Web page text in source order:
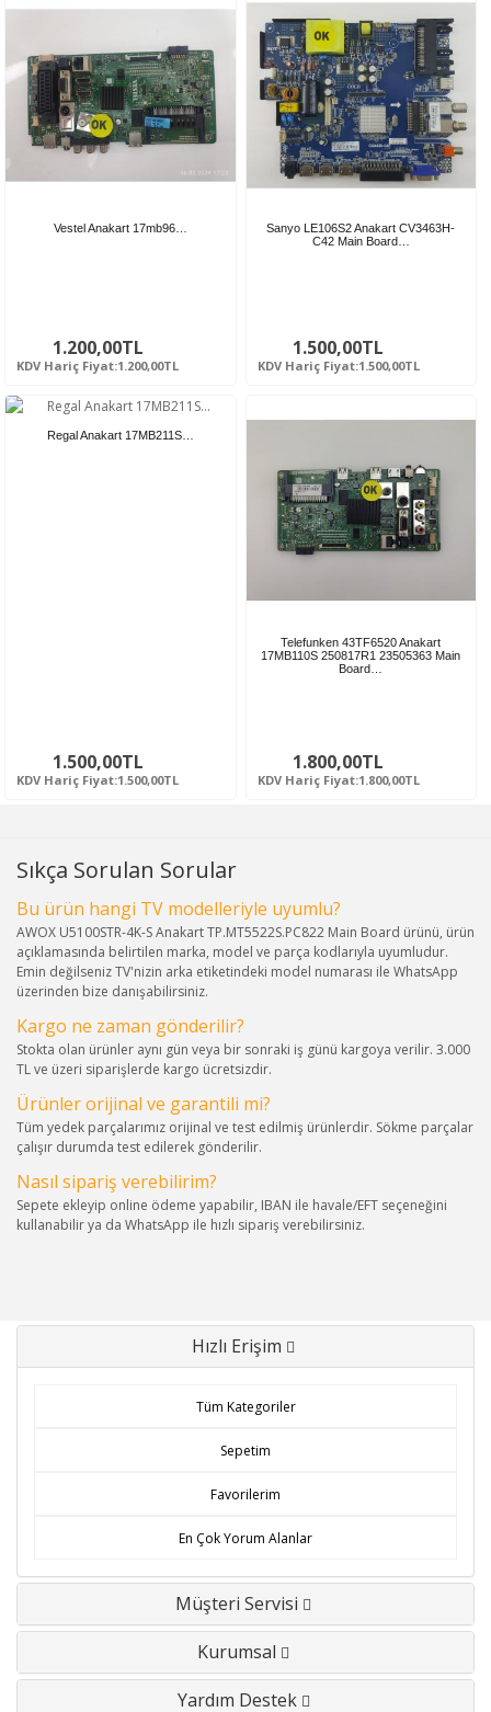
Vestel Anakart 17mb96…
1.200,00TL
KDV Hariç Fiyat:1.200,00TL
Sanyo LE106S2 Anakart CV3463H-
C42 Main Board…
1.500,00TL
KDV Hariç Fiyat:1.500,00TL
Regal Anakart 17MB211S…
1.500,00TL
KDV Hariç Fiyat:1.500,00TL
Telefunken 43TF6520 Anakart
17MB110S 250817R1 23505363 Main
Board…
1.800,00TL
KDV Hariç Fiyat:1.800,00TL
Sıkça Sorulan Sorular
Bu ürün hangi TV modelleriyle uyumlu?
AWOX U5100STR-4K-S Anakart TP.MT5522S.PC822 Main Board ürünü, ürün
açıklamasında belirtilen marka, model ve parça kodlarıyla uyumludur.
Emin değilseniz TV'nizin arka etiketindeki model numarası ile WhatsApp
üzerinden bize danışabilirsiniz.
Kargo ne zaman gönderilir?
Stokta olan ürünler aynı gün veya bir sonraki iş günü kargoya verilir. 3.000
TL ve üzeri siparişlerde kargo ücretsizdir.
Ürünler orijinal ve garantili mi?
Tüm yedek parçalarımız orijinal ve test edilmiş ürünlerdir. Sökme parçalar
çalışır durumda test edilerek gönderilir.
Nasıl sipariş verebilirim?
Sepete ekleyip online ödeme yapabilir, IBAN ile havale/EFT seçeneğini
kullanabilir ya da WhatsApp ile hızlı sipariş verebilirsiniz.
Hızlı Erişim
Tüm Kategoriler
Sepetim
Favorilerim
En Çok Yorum Alanlar
Müşteri Servisi
Kurumsal
Yardım Destek